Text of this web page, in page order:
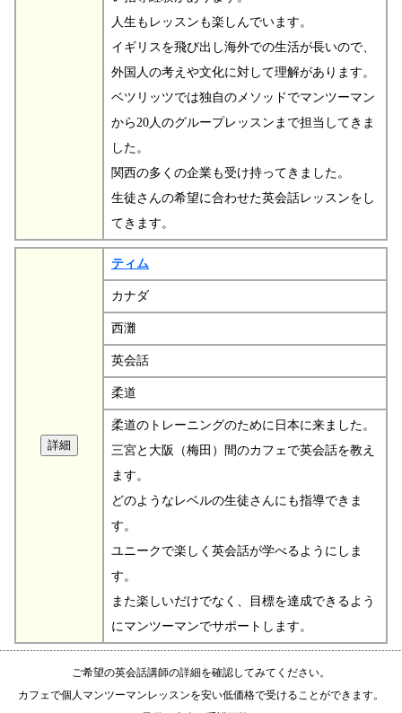
人生もレッスンも楽しんでいます。
イギリスを飛び出し海外での生活が長いので、
外国人の考えや文化に対して理解があります。
ベツリッツでは独自のメソッドでマンツーマン
から20人のグループレッスンまで担当してきま
した。
関西の多くの企業も受け持ってきました。
生徒さんの希望に合わせた英会話レッスンをし
てきます。
ティム
カナダ
西灘
英会話
柔道
柔道のトレーニングのために日本に来ました。
三宮と大阪（梅田）間のカフェで英会話を教え
ます。
どのようなレベルの生徒さんにも指導できま
す。
ユニークで楽しく英会話が学べるようにしま
す。
また楽しいだけでなく、目標を達成できるよう
にマンツーマンでサポートします。
ご希望の英会話講師の詳細を確認してみてください。
カフェで個人マンツーマンレッスンを安い低価格で受けることができます。